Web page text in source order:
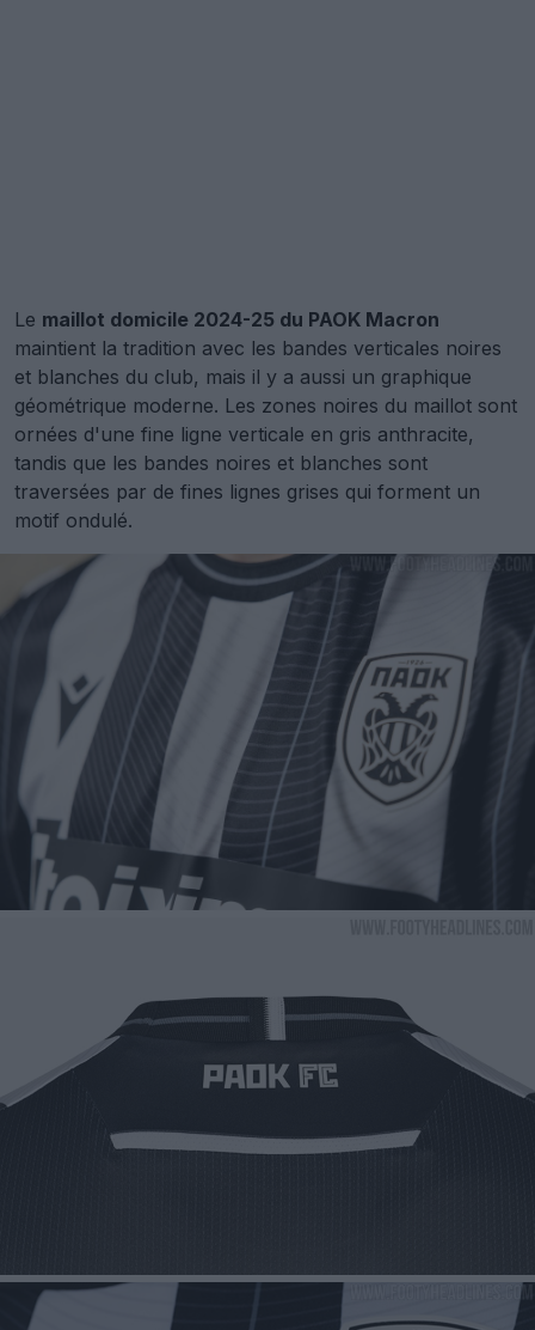
Le maillot domicile 2024-25 du PAOK Macron
maintient la tradition avec les bandes verticales noires
et blanches du club, mais il y a aussi un graphique
géométrique moderne. Les zones noires du maillot sont
ornées d'une fine ligne verticale en gris anthracite,
tandis que les bandes noires et blanches sont
traversées par de fines lignes grises qui forment un
motif ondulé.